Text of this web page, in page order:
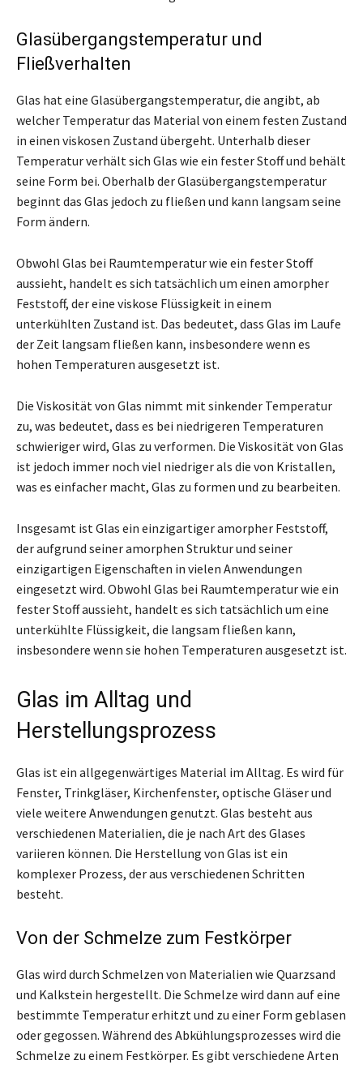
Glasübergangstemperatur und
Fließverhalten
Glas hat eine Glasübergangstemperatur, die angibt, ab
welcher Temperatur das Material von einem festen Zustand
in einen viskosen Zustand übergeht. Unterhalb dieser
Temperatur verhält sich Glas wie ein fester Stoff und behält
seine Form bei. Oberhalb der Glasübergangstemperatur
beginnt das Glas jedoch zu fließen und kann langsam seine
Form ändern.
Obwohl Glas bei Raumtemperatur wie ein fester Stoff
aussieht, handelt es sich tatsächlich um einen amorpher
Feststoff, der eine viskose Flüssigkeit in einem
unterkühlten Zustand ist. Das bedeutet, dass Glas im Laufe
der Zeit langsam fließen kann, insbesondere wenn es
hohen Temperaturen ausgesetzt ist.
Die Viskosität von Glas nimmt mit sinkender Temperatur
zu, was bedeutet, dass es bei niedrigeren Temperaturen
schwieriger wird, Glas zu verformen. Die Viskosität von Glas
ist jedoch immer noch viel niedriger als die von Kristallen,
was es einfacher macht, Glas zu formen und zu bearbeiten.
Insgesamt ist Glas ein einzigartiger amorpher Feststoff,
der aufgrund seiner amorphen Struktur und seiner
einzigartigen Eigenschaften in vielen Anwendungen
eingesetzt wird. Obwohl Glas bei Raumtemperatur wie ein
fester Stoff aussieht, handelt es sich tatsächlich um eine
unterkühlte Flüssigkeit, die langsam fließen kann,
insbesondere wenn sie hohen Temperaturen ausgesetzt ist.
Glas im Alltag und
Herstellungsprozess
Glas ist ein allgegenwärtiges Material im Alltag. Es wird für
Fenster, Trinkgläser, Kirchenfenster, optische Gläser und
viele weitere Anwendungen genutzt. Glas besteht aus
verschiedenen Materialien, die je nach Art des Glases
variieren können. Die Herstellung von Glas ist ein
komplexer Prozess, der aus verschiedenen Schritten
besteht.
Von der Schmelze zum Festkörper
Glas wird durch Schmelzen von Materialien wie Quarzsand
und Kalkstein hergestellt. Die Schmelze wird dann auf eine
bestimmte Temperatur erhitzt und zu einer Form geblasen
oder gegossen. Während des Abkühlungsprozesses wird die
Schmelze zu einem Festkörper. Es gibt verschiedene Arten